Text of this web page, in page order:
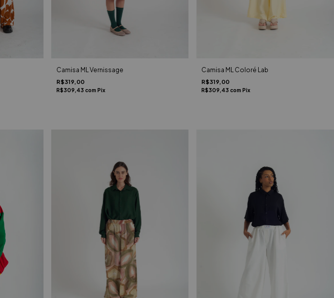
Camisa ML Vernissage
R$319,00
R$309,43 com Pix
Camisa ML Coloré Lab
R$319,00
R$309,43com Pix